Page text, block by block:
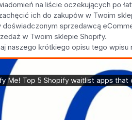
na liście oczekujących po
ich do zakupów w Twoim
doświadczonym sprzedawcą
w Twoim sklepie Shopify.
naszego krótkiego opisu tego wpisu